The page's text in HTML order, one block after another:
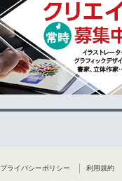
プライバシーポリシー 利用規約